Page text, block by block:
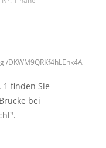
DKWM9QRKf4hLEhk4A
1 finden Sie
bei